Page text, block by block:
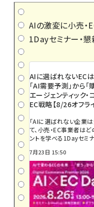
AIの激変に小売・
1Dayセミナー・
AIに選ばれないECは
「AI需要予測」から
エージェンティック
EC戦略【8/26オフラ
「AIに選ばれない企業は
て、小売・EC事業者は
ントを学べる1Dayセミ
7月23日 15:50